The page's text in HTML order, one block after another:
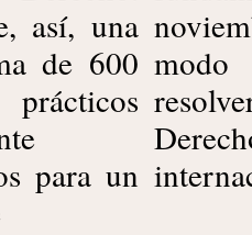
así, una
de 600
para un
Un
de
de